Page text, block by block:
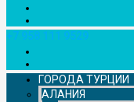
+7 958 111 9529
ГОРОДА ТУРЦИИ
АЛАНИЯ